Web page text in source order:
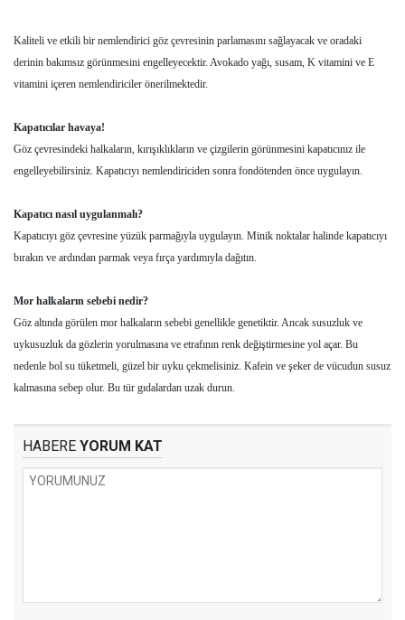
Kaliteli ve etkili bir nemlendirici göz çevresinin parlamasını sağlayacak ve oradaki
derinin bakımsız görünmesini engelleyecektir. Avokado yağı, susam, K vitamini ve E
vitamini içeren nemlendiriciler önerilmektedir.
Kapatıcılar havaya!
Göz çevresindeki halkaların, kırışıklıkların ve çizgilerin görünmesini kapatıcınız ile
engelleyebilirsiniz. Kapatıcıyı nemlendiriciden sonra fondötenden önce uygulayın.
Kapatıcı nasıl uygulanmalı?
Kapatıcıyı göz çevresine yüzük parmağıyla uygulayın. Minik noktalar halinde kapatıcıyı
bırakın ve ardından parmak veya fırça yardımıyla dağıtın.
Mor halkaların sebebi nedir?
Göz altında görülen mor halkaların sebebi genellikle genetiktir. Ancak susuzluk ve
uykusuzluk da gözlerin yorulmasına ve etrafının renk değiştirmesine yol açar. Bu
nedenle bol su tüketmeli, güzel bir uyku çekmelisiniz. Kafein ve şeker de vücudun susuz
kalmasına sebep olur. Bu tür gıdalardan uzak durun.
HABERE YORUM KAT